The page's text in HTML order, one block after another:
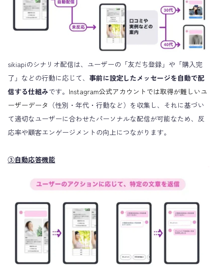
sikiapiのシナリオ配信は、ユーザーの「友だち登録」や「購入完
了」などの行動に応じて、 事前に設定したメッセージを自動で配
信する仕組みです。 Instagram公式アカウントでは取得が難しいユ
ーザーデータ （性別・年代・行動など）を収集し、それに基づい
て適切なユーザーに合わせたパーソナルな配信が可能なため、反
応率や顧客エンゲージメントの向上につながります。
③自動応答機能